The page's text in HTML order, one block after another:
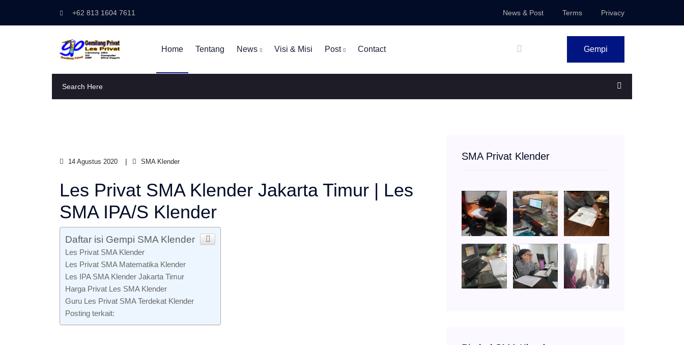
+62 813 1604 7611 News & Post Terms Privacy
Home Tentang News Visi & Misi Post Contact Gempi
14 Agustus 2020 SMA Klender
Les Privat SMA Klender Jakarta Timur | Les
SMA IPA/S Klender
Daftar isi Gempi SMA Klender
Les Privat SMA Klender
Les Privat SMA Matematika Klender
Les IPA SMA Klender Jakarta Timur
Harga Privat Les SMA Klender
Guru Les Privat SMA Terdekat Klender
Posting terkait:
SMA Privat Klender